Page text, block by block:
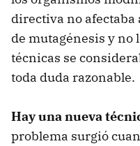
directiva no afectaba
de mutagénesis y no
técnicas se
toda duda razonable.
Hay una nueva
problema surgió